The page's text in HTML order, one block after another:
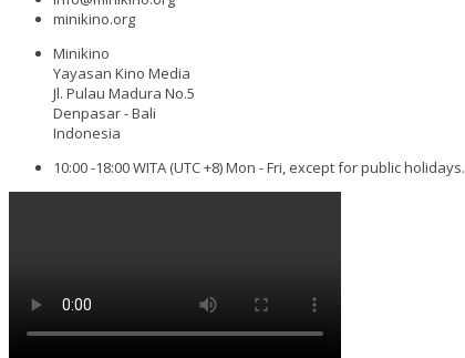
minikino.org
Minikino
Yayasan Kino Media
Jl. Pulau Madura No.5
Denpasar - Bali
Indonesia
10:00 -18:00 WITA (UTC +8) Mon - Fri, except for public holidays.